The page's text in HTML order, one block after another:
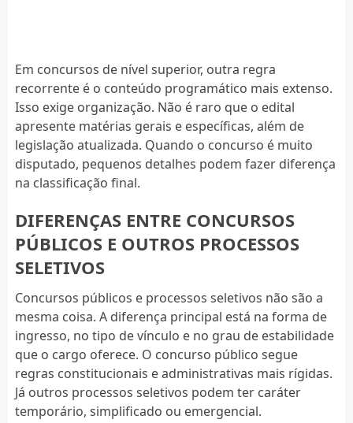
Em concursos de nível superior, outra regra
recorrente é o conteúdo programático mais extenso.
Isso exige organização. Não é raro que o edital
apresente matérias gerais e específicas, além de
legislação atualizada. Quando o concurso é muito
disputado, pequenos detalhes podem fazer diferença
na classificação final.
DIFERENÇAS ENTRE CONCURSOS
PÚBLICOS E OUTROS PROCESSOS
SELETIVOS
Concursos públicos e processos seletivos não são a
mesma coisa. A diferença principal está na forma de
ingresso, no tipo de vínculo e no grau de estabilidade
que o cargo oferece. O concurso público segue
regras constitucionais e administrativas mais rígidas.
Já outros processos seletivos podem ter caráter
temporário, simplificado ou emergencial.